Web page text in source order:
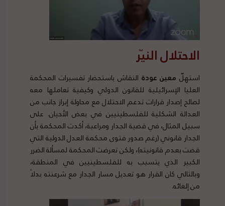
الاحتلال النيّر
استهلّ معين عودة النقاش باستحضار تفسيرات المحكمة
العليا الإسرائيلية للقانون الدولي وكيفية تعاملها معه
لصالح إصدار قرارات تدعم الاحتلال مع محاولة إبراز جانب من
العدالة الشكلية للفلسطينيين في بعض الأحيان. على
سبيل المثال، في قضية الجدار ومراعبة، أكدت المحكمة بأن
الجدار قانوني (رغم صدور فتوى محكمة العدل الدولية التي
قضت بعدم قانونيته)، ولكن تعرضت المحكمة لمسألة الضرر
الكبير الذي يتسبب به للفلسطينيين في المنطقة،
وبالتالي كان القرار هو تعديل مسار الجدار مع شرعنته بدلاً
من إلغائه.